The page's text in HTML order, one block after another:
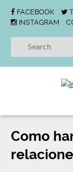
FACEBOOK
INSTAGRAM
Como